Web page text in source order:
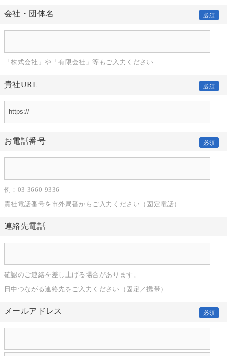
会社・団体名 必須
「株式会社」や「有限会社」等もご入力ください
貴社URL 必須
お電話番号 必須
例：03-3660-9336
貴社電話番号を市外局番からご入力ください（固定電話）
連絡先電話
確認のご連絡を差し上げる場合があります。
日中つながる連絡先をご入力ください（固定／携帯）
メールアドレス 必須